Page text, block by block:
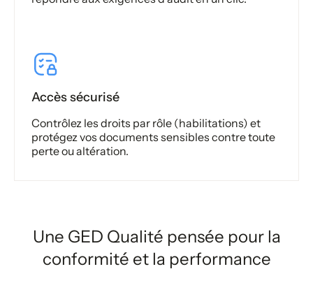
Accès sécurisé
Contrôlez les droits par rôle (habilitations) et
protégez vos documents sensibles contre toute
perte ou altération.
Une GED Qualité pensée pour la
conformité et la performance